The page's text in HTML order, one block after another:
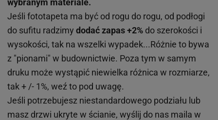
wybranym materiale.
Jeśli fototapeta ma być od rogu do rogu, od podłogi
do sufitu radzimy dodać zapas +2% do szerokości i
wysokości, tak na wszelki wypadek...Różnie to bywa
z "pionami" w budownictwie. Poza tym w samym
druku może wystąpić niewielka różnica w rozmiarze,
tak + /- 1%, weź to pod uwagę.
Jeśli potrzebujesz niestandardowego podziału lub
masz drzwi ukryte w ścianie, wyślij do nas maila w